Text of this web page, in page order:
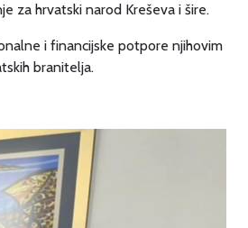
za hrvatski narod Kreševa i šire.
i financijske potpore njihovim
branitelja.